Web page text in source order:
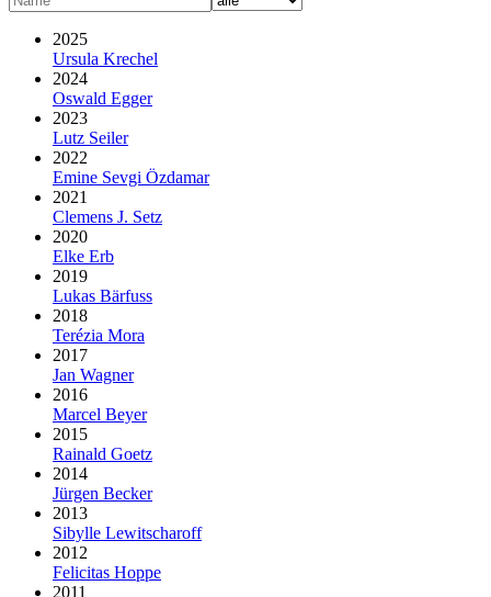
2025
Ursula Krechel
2024
Oswald Egger
2023
Lutz Seiler
2022
Emine Sevgi Özdamar
2021
Clemens J. Setz
2020
Elke Erb
2019
Lukas Bärfuss
2018
Terézia Mora
2017
Jan Wagner
2016
Marcel Beyer
2015
Rainald Goetz
2014
Jürgen Becker
2013
Sibylle Lewitscharoff
2012
Felicitas Hoppe
2011